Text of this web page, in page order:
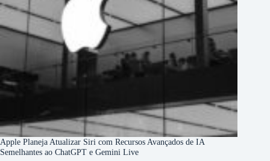
Apple Planeja Atualizar Siri com Recursos Avançados de IA
Semelhantes ao ChatGPT e Gemini Live